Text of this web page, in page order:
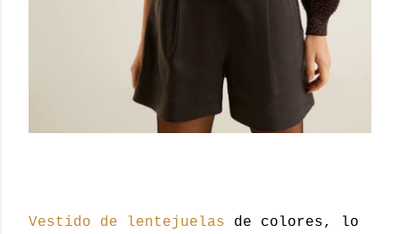
Vestido de lentejuelas de colores, lo